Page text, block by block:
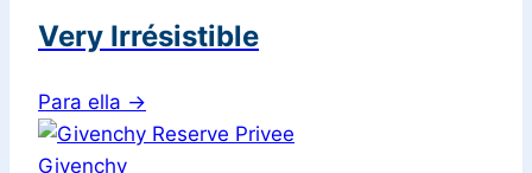
Very Irrésistible
Para ella →
Givenchy